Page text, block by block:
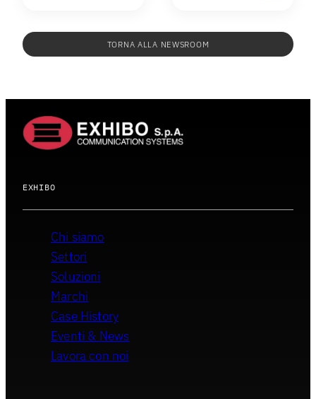
TORNA ALLA NEWSROOM
EXHIBO
Chi siamo
Settori
Soluzioni
Marchi
Case History
Eventi & News
Lavora con noi